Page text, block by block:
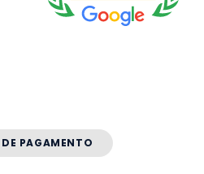
PAGAMENTO